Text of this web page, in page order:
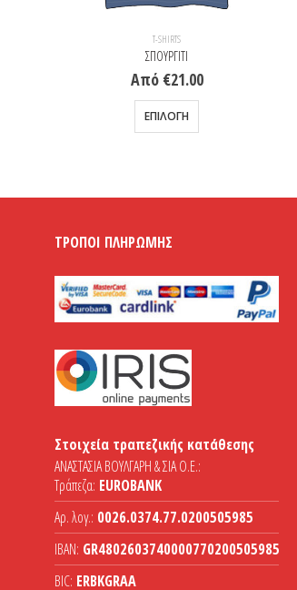
T-SHIRTS
ΣΠΟΥΡΓΙΤΙ
Από €21.00
ΕΠΙΛΟΓΉ
Αυτό το προϊόν έχει πολλαπλές παραλλαγές. Οι επιλογές μπορούν να επιλεγούν στη σελίδα του προϊόντος
ΤΡΌΠΟΙ ΠΛΗΡΩΜΉΣ
Στοιχεία τραπεζικής κατάθεσης
ΑΝΑΣΤΑΣΙΑ ΒΟΥΛΓΑΡΗ & ΣΙΑ Ο.Ε.:
Τράπεζα: EUROBANK
Αρ. λογ.: 0026.0374.77.0200505985
IBAN: GR4802603740000770200505985
BIC: ERBKGRAA